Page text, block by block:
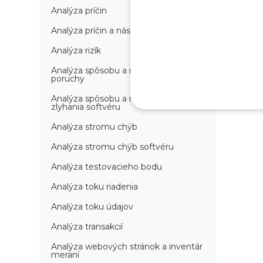
Analýza príčin
Analýza príčin a následkov
Analýza rizík
Analýza spôsobu a následkov
poruchy
Analýza spôsobu a následkov
zlyhania softvéru
Analýza stromu chýb
Analýza stromu chýb softvéru
Analýza testovacieho bodu
Analýza toku riadenia
Analýza toku údajov
Analýza transakcií
Analýza webových stránok a inventár
meraní